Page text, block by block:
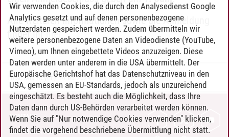
Alle weiteren Informationen sowie die Anmeldung
findet Ihrhier.
Luise Mia Beyer /14.05.2024
KONTAKT
LEUPHANA ALS ARBEITGEBER
Wir verwenden Cookies, die durch den Analysedienst Google
Analytics gesetzt und auf denen personenbezogene
Nutzerdaten gespeichert werden. Zudem übermitteln wir
weitere personenbezogene Daten an Videodienste (YouTube,
Vimeo), um Ihnen eingebettete Videos anzuzeigen. Diese
Daten werden unter anderem in die USA übermittelt. Der
Europäische Gerichtshof hat das Datenschutzniveau in den
USA, gemessen an EU-Standards, jedoch als unzureichend
eingeschätzt. Es besteht auch die Möglichkeit, dass Ihre
Daten dann durch US-Behörden verarbeitet werden können.
Wenn Sie auf "Nur notwendige Cookies verwenden" klicken,
findet die vorgehend beschriebene Übermittlung nicht statt.